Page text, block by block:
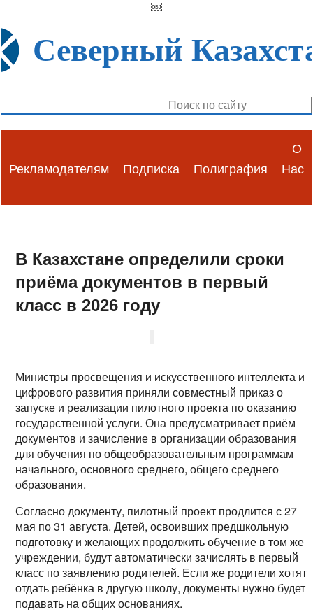
￼
Северный
Рекламодателям Подписка Полиграфия
О
Нас
В Казахстане определили сроки
приёма документов в первый
класс в 2026 году
Министры просвещения и искусственного интеллекта и
цифрового развития приняли совместный приказ о
запуске и реализации пилотного проекта по оказанию
государственной услуги. Она предусматривает приём
документов и зачисление в организации образования
для обучения по общеобразовательным программам
начального, основного среднего, общего среднего
образования.
Согласно документу, пилотный проект продлится с 27
мая по 31 августа. Детей, освоивших предшкольную
подготовку и желающих продолжить обучение в том же
учреждении, будут автоматически зачислять в первый
класс по заявлению родителей. Если же родители хотят
отдать ребёнка в другую школу, документы нужно будет
подавать на общих основаниях.